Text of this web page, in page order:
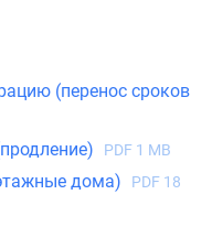
(перенос сроков
PDF 1 MB
дома)
PDF 18